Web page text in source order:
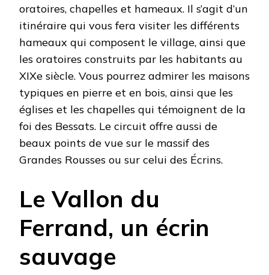
oratoires, chapelles et hameaux. Il s’agit d’un
itinéraire qui vous fera visiter les différents
hameaux qui composent le village, ainsi que
les oratoires construits par les habitants au
XIXe siècle. Vous pourrez admirer les maisons
typiques en pierre et en bois, ainsi que les
églises et les chapelles qui témoignent de la
foi des Bessats. Le circuit offre aussi de
beaux points de vue sur le massif des
Grandes Rousses ou sur celui des Écrins.
Le Vallon du
Ferrand, un écrin
sauvage